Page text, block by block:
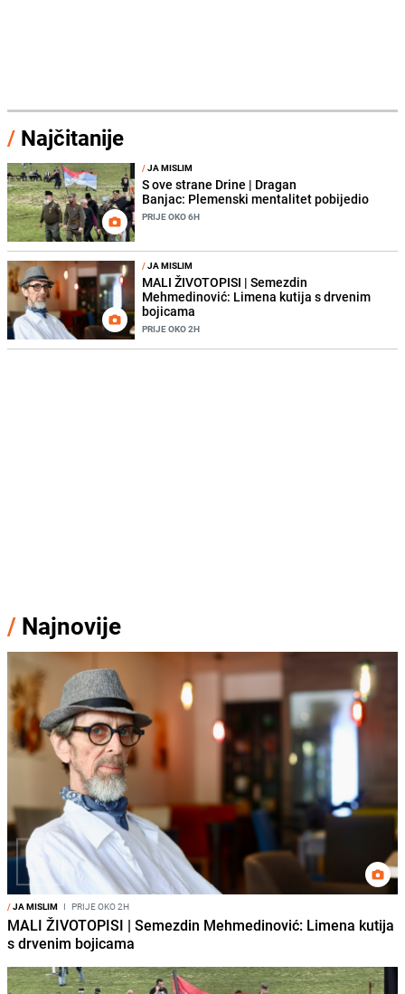
/ Najčitanije
/JA MISLIM
S ove strane Drine | Dragan
Banjac: Plemenski mentalitet pobijedio
PRIJE OKO 6H
/JA MISLIM
MALI ŽIVOTOPISI | Semezdin
Mehmedinović: Limena kutija s drvenim
bojicama
PRIJE OKO 2H
/ Najnovije
/JA MISLIM I PRIJE OKO 2H
MALI ŽIVOTOPISI | Semezdin Mehmedinović: Limena kutija
s drvenim bojicama